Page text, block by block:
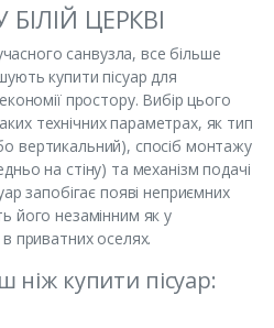
ЦЕРКВІ
санвузла, все більше
купити пісуар для
простору. Вибір цього
технічних параметрах, як тип
вертикальний), спосіб монтажу
на стіну) та механізм подачі
запобігає появі неприємних
його незамінним як у
приватних оселях.
купити пісуар: